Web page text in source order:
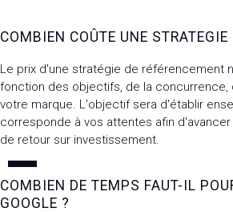
COMBIEN COÛTE UNE STRATEGIE
Le prix d'une stratégie de référencement
fonction des objectifs, de la concurrence,
votre marque. L'objectif sera d'établir
corresponde à vos attentes afin
de retour sur investissement.
COMBIEN DE TEMPS FAUT-IL
GOOGLE ?